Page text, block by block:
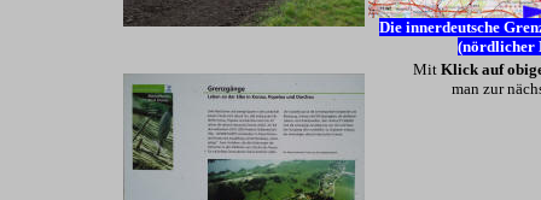
Die innerdeutsche
(nördlicher
Mit Klick auf
man zur